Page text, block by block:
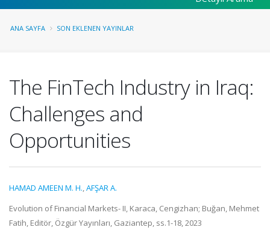
ANA SAYFA SON EKLENEN YAYINLAR
The FinTech Industry in Iraq:
Challenges and
Opportunities
HAMAD AMEEN M. H.,AFŞAR A.
Evolution of Financial Markets- II, Karaca, Cengizhan; Buğan, Mehmet
Fatih, Editör, Özgür Yayınları, Gaziantep, ss.1-18, 2023